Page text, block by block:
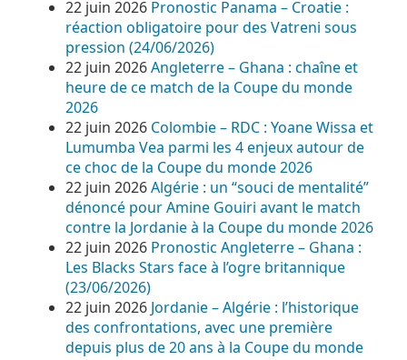
22 juin 2026 Pronostic Panama – Croatie :
réaction obligatoire pour des Vatreni sous
pression (24/06/2026)
22 juin 2026Angleterre – Ghana : chaîne et
heure de ce match de la Coupe du monde
2026
22 juin 2026 Colombie – RDC : Yoane Wissa et
Lumumba Vea parmi les 4 enjeux autour de
ce choc de la Coupe du monde 2026
22 juin 2026Algérie : un “souci de mentalité”
dénoncé pour Amine Gouiri avant le match
contre la Jordanie à la Coupe du monde 2026
22 juin 2026 Pronostic Angleterre – Ghana :
Les Blacks Stars face à l’ogre britannique
(23/06/2026)
22 juin 2026 Jordanie – Algérie : l’historique
des confrontations, avec une première
depuis plus de 20 ans à la Coupe du monde